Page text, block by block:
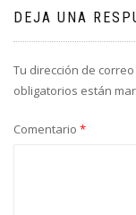
DEJA UNA
Tu dirección de
obligatorios están
Comentario *